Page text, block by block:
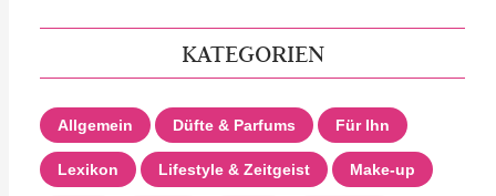
KATEGORIEN
Allgemein Düfte & Parfums Für Ihn
Lexikon Lifestyle & Zeitgeist Make-up